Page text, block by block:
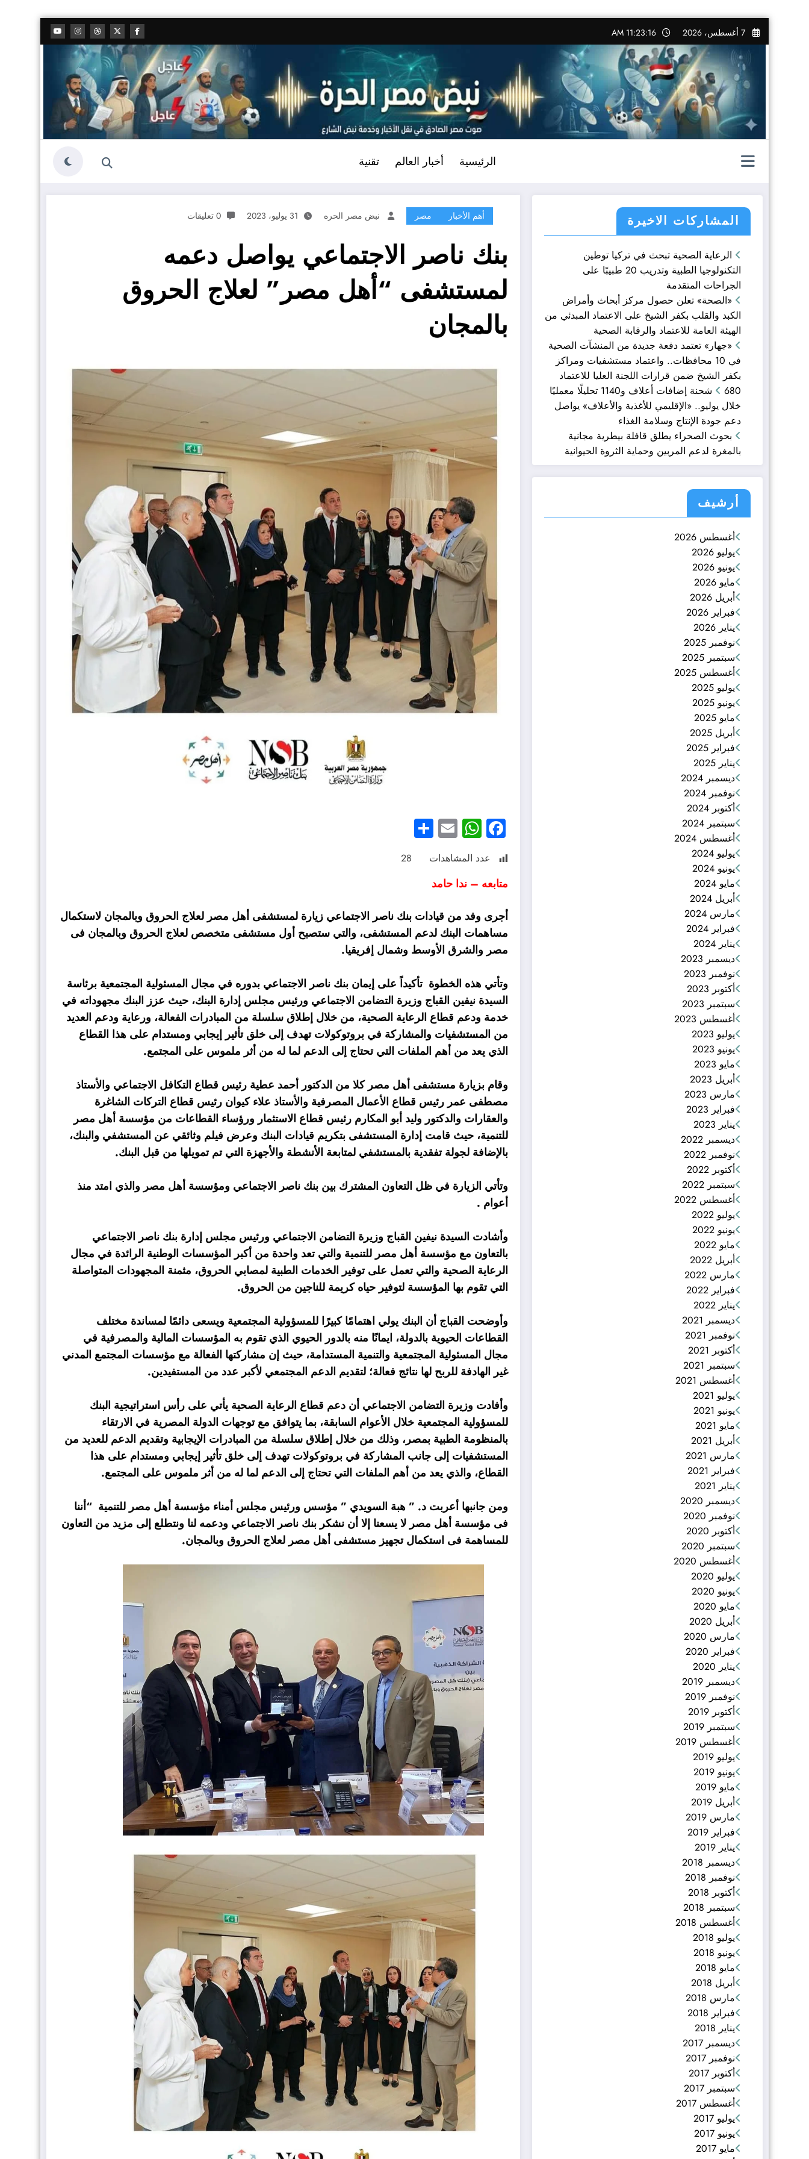
التجاوز
إلى
المحتوى
7 أغسطس، 2026 11:23:17 AM
الرئيسية أخبار العالم تقنية
المشاركات الاخيرة
الرعاية الصحية تبحث في تركيا توطين
التكنولوجيا الطبية وتدريب 20 طبيبًا على
الجراحات المتقدمة
«الصحة» تعلن حصول مركز أبحاث وأمراض
الكبد والقلب بكفر الشيخ على الاعتماد المبدئي من
الهيئة العامة للاعتماد والرقابة الصحية
«جهار» تعتمد دفعة جديدة من المنشآت الصحية
في 10 محافظات.. واعتماد مستشفيات ومراكز
بكفر الشيخ ضمن قرارات اللجنة العليا للاعتماد
680 شحنة إضافات أعلاف و1140 تحليلًا معمليًا
خلال يوليو.. «الإقليمي للأغذية والأعلاف» يواصل
دعم جودة الإنتاج وسلامة الغذاء
بحوث الصحراء يطلق قافلة بيطرية مجانية
بالمغرة لدعم المربين وحماية الثروة الحيوانية
أرشيف
أغسطس 2026
يوليو 2026
يونيو 2026
مايو 2026
أبريل 2026
فبراير 2026
يناير 2026
نوفمبر 2025
سبتمبر 2025
أغسطس 2025
يوليو 2025
يونيو 2025
مايو 2025
أبريل 2025
فبراير 2025
يناير 2025
ديسمبر 2024
نوفمبر 2024
أكتوبر 2024
سبتمبر 2024
أغسطس 2024
يوليو 2024
يونيو 2024
مايو 2024
أبريل 2024
مارس 2024
فبراير 2024
يناير 2024
ديسمبر 2023
نوفمبر 2023
أكتوبر 2023
سبتمبر 2023
أغسطس 2023
يوليو 2023
يونيو 2023
مايو 2023
أبريل 2023
مارس 2023
فبراير 2023
يناير 2023
ديسمبر 2022
نوفمبر 2022
أكتوبر 2022
سبتمبر 2022
أغسطس 2022
يوليو 2022
يونيو 2022
مايو 2022
أبريل 2022
مارس 2022
فبراير 2022
يناير 2022
ديسمبر 2021
نوفمبر 2021
أكتوبر 2021
سبتمبر 2021
أغسطس 2021
يوليو 2021
يونيو 2021
مايو 2021
أبريل 2021
مارس 2021
فبراير 2021
يناير 2021
ديسمبر 2020
نوفمبر 2020
أكتوبر 2020
سبتمبر 2020
أغسطس 2020
يوليو 2020
يونيو 2020
مايو 2020
أبريل 2020
مارس 2020
فبراير 2020
يناير 2020
ديسمبر 2019
نوفمبر 2019
أكتوبر 2019
سبتمبر 2019
أغسطس 2019
يوليو 2019
يونيو 2019
مايو 2019
أبريل 2019
مارس 2019
فبراير 2019
يناير 2019
ديسمبر 2018
نوفمبر 2018
أكتوبر 2018
سبتمبر 2018
أغسطس 2018
يوليو 2018
يونيو 2018
مايو 2018
أبريل 2018
مارس 2018
فبراير 2018
يناير 2018
ديسمبر 2017
نوفمبر 2017
أكتوبر 2017
سبتمبر 2017
أغسطس 2017
يوليو 2017
يونيو 2017
مايو 2017
أهم الأخبار مصر نبض مصر الحره 31 يوليو، 2023 0 تعليقات
بنك ناصر الاجتماعي يواصل دعمه
لمستشفى “أهل مصر” لعلاج الحروق
بالمجان
Facebook
WhatsApp
Email
عدد المشاهدات 28
متابعه – ندا حامد
أجرى وفد من قيادات بنك ناصر الاجتماعي زيارة لمستشفى أهل مصر لعلاج الحروق وبالمجان لاستكمال
مساهمات البنك لدعم المستشفى، والتي ستصبح أول مستشفى متخصص لعلاج الحروق وبالمجان فى
مصر والشرق الأوسط وشمال إفريقيا.
وتأتي هذه الخطوة تأكيداً على إيمان بنك ناصر الاجتماعي بدوره في مجال المسئولية المجتمعية برئاسة
السيدة نيفين القباج وزيرة التضامن الاجتماعي ورئيس مجلس إدارة البنك، حيث عزز البنك مجهوداته في
خدمة ودعم قطاع الرعاية الصحية، من خلال إطلاق سلسلة من المبادرات الفعالة، ورعاية ودعم العديد
من المستشفيات والمشاركة في بروتوكولات تهدف إلى خلق تأثير إيجابي ومستدام على هذا القطاع
الذي يعد من أهم الملفات التي تحتاج إلى الدعم لما له من أثر ملموس على المجتمع.
وقام بزيارة مستشفى أهل مصر كلا من الدكتور أحمد عطية رئيس قطاع التكافل الاجتماعي والأستاذ
مصطفى عمر رئيس قطاع الأعمال المصرفية والأستاذ علاء كيوان رئيس قطاع التركات الشاغرة
والعقارات والدكتور وليد أبو المكارم رئيس قطاع الاستثمار ورؤساء القطاعات من مؤسسة أهل مصر
للتنمية، حيث قامت إدارة المستشفى بتكريم قيادات البنك وعرض فيلم وثائقي عن المستشفي والبنك،
بالإضافة لجولة تفقدية بالمستشفي لمتابعة الأنشطة والأجهزة التي تم تمويلها من قبل البنك.
وتأتي الزيارة في ظل التعاون المشترك بين بنك ناصر الاجتماعي ومؤسسة أهل مصر والذي امتد منذ
أعوام .
وأشادت السيدة نيفين القباج وزيرة التضامن الاجتماعي ورئيس مجلس إدارة بنك ناصر الاجتماعي
بالتعاون مع مؤسسة أهل مصر للتنمية والتي تعد واحدة من أكبر المؤسسات الوطنية الرائدة في مجال
الرعاية الصحية والتي تعمل على توفير الخدمات الطبية لمصابي الحروق، مثمنة المجهودات المتواصلة
التي تقوم بها المؤسسة لتوفير حياه كريمة للناجين من الحروق.
وأوضحت القباج أن البنك يولي اهتمامًا كبيرًا للمسؤولية المجتمعية ويسعى دائمًا لمساندة مختلف
القطاعات الحيوية بالدولة، ايمانًا منه بالدور الحيوي الذي تقوم به المؤسسات المالية والمصرفية في
مجال المسئولية المجتمعية والتنمية المستدامة، حيث إن مشاركتها الفعالة مع مؤسسات المجتمع المدني
غير الهادفة للربح لها نتائج فعالة؛ لتقديم الدعم المجتمعي لأكبر عدد من المستفيدين.
وأفادت وزيرة التضامن الاجتماعي أن دعم قطاع الرعاية الصحية يأتي على رأس استراتيجية البنك
للمسؤولية المجتمعية خلال الأعوام السابقة، بما يتوافق مع توجهات الدولة المصرية في الارتقاء
بالمنظومة الطبية بمصر، وذلك من خلال إطلاق سلسلة من المبادرات الإيجابية وتقديم الدعم للعديد من
المستشفيات إلى جانب المشاركة في بروتوكولات تهدف إلى خلق تأثير إيجابي ومستدام على هذا
القطاع، والذي يعد من أهم الملفات التي تحتاج إلى الدعم لما له من أثر ملموس على المجتمع.
ومن جانبها أعربت د. ” هبة السويدي ” مؤسس ورئيس مجلس أمناء مؤسسة أهل مصر للتنمية “أننا
فى مؤسسة أهل مصر لا يسعنا إلا أن نشكر بنك ناصر الاجتماعي ودعمه لنا ونتطلع إلى مزيد من التعاون
للمساهمة فى استكمال تجهيز مستشفى أهل مصر لعلاج الحروق وبالمجان.